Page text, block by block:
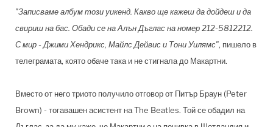
"Записваме албум този уикенд. Какво ще кажеш да дойдеш и да
свириш на бас. Обади се на Алън Дъглас на номер 212-5812212.
С мир - Джими Хендрикс, Майлс Дейвис и Тони Уилямс", пишело в
телеграмата, която обаче така и не стигнала до Макартни.
Вместо от него триото получило отговор от Питър Браун (Peter
Brown) - тогавашен асистент на The Beatles. Той се обадил на